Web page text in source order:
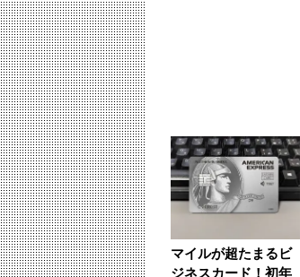
マイルが超たまるビ
ジネスカード！初年